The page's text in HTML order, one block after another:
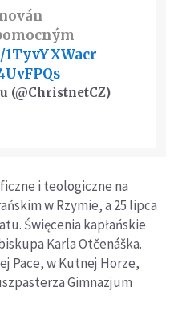
(@ChristnetCZ)
i teologiczne na
w Rzymie, a 25 lipca
Święcenia kapłańskie
Karla Otčenáška.
Pace, w Kutnej Horze,
Gimnazjum